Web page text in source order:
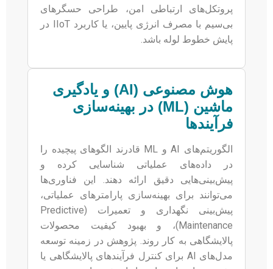
پروتکل‌های ارتباطی امن، طراحی حسگرهای
بی‌سیم با مصرف انرژی پایین، یا کاربرد IIoT در
پایش خطوط لوله باشد.
هوش مصنوعی (AI) و یادگیری
ماشین (ML) در بهینه‌سازی
فرآیندها
الگوریتم‌های AI و ML قادرند الگوهای پیچیده را
در داده‌های عملیاتی شناسایی کرده و
پیش‌بینی‌هایی دقیق ارائه دهند. این فناوری‌ها
می‌توانند برای بهینه‌سازی پارامترهای عملیاتی،
پیش‌بینی نگهداری و تعمیرات (Predictive
Maintenance)، و بهبود کیفیت محصولات
پالایشگاهی به کار روند. پژوهش در زمینه توسعه
مدل‌های AI برای کنترل فرآیندهای پالایشگاهی یا